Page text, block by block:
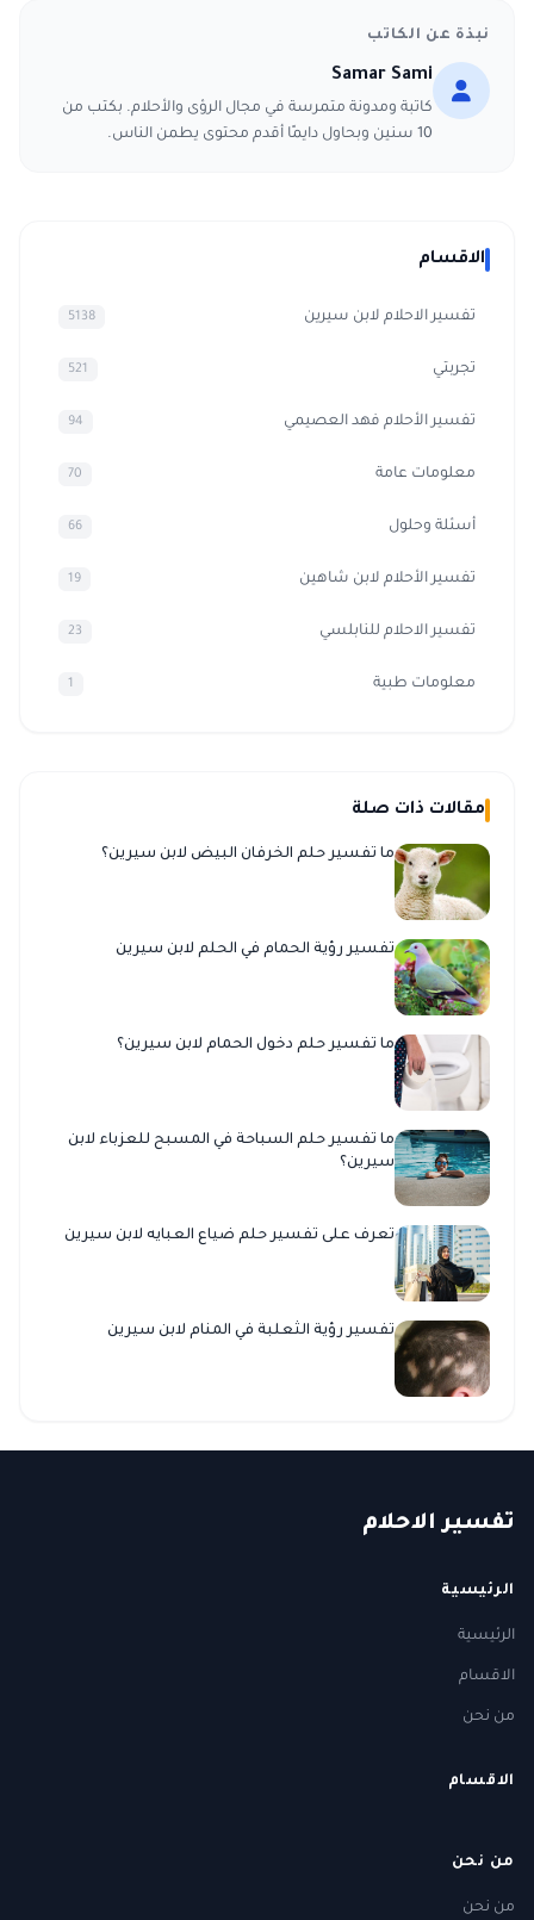
نبذة عن الكاتب
Samar Sami
كاتبة ومدونة متمرسة في مجال الرؤى والأحلام. بكتب من
10 سنين وبحاول دايمًا أقدم محتوى يطمن الناس.
الاقسام
تفسير الاحلام لابن سيرين 5138
تجربتي 521
تفسير الأحلام فهد العصيمي 94
معلومات عامة 70
أسئلة وحلول 66
تفسير الأحلام لابن شاهين 19
تفسير الاحلام للنابلسي 23
معلومات طبية 1
مقالات ذات صلة
ما تفسير حلم الخرفان البيض لابن سيرين؟
تفسير رؤية الحمام في الحلم لابن سيرين
ما تفسير حلم دخول الحمام لابن سيرين؟
ما تفسير حلم السباحة في المسبح للعزباء لابن
سيرين؟
تعرف على تفسير حلم ضياع العبايه لابن سيرين
تفسير رؤية الثعلبة في المنام لابن سيرين
تفسير الاحلام
الرئيسية
الرئيسية
الاقسام
من نحن
الاقسام
من نحن
من نحن